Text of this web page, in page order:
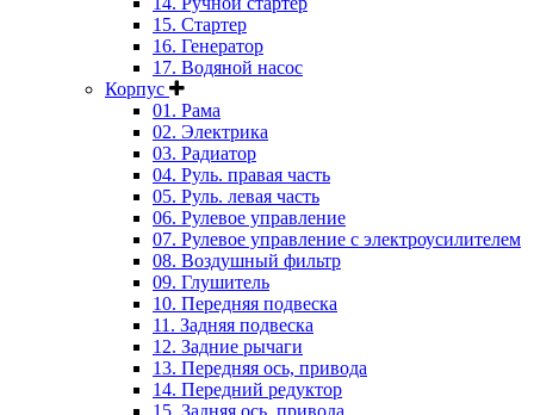
15. Стартер
16. Генератор
17. Водяной насос
Корпус
01. Рама
02. Электрика
03. Радиатор
04. Руль. правая часть
05. Руль. левая часть
06. Рулевое управление
07. Рулевое управление с электроусилителем
08. Воздушный фильтр
09. Глушитель
10. Передняя подвеска
11. Задняя подвеска
12. Задние рычаги
13. Передняя ось, привода
14. Передний редуктор
15. Задняя ось, привода